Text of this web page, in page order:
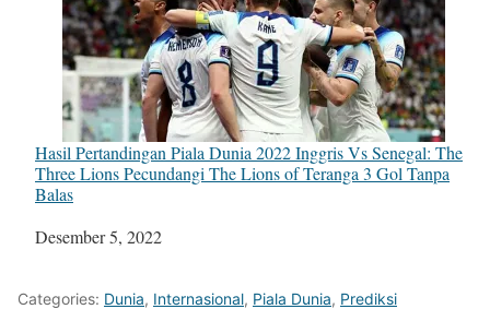
Hasil Pertandingan Piala Dunia 2022 Inggris Vs Senegal: The
Three Lions Pecundangi The Lions of Teranga 3 Gol Tanpa
Balas
Tanggal
Desember 5, 2022
Categories: Dunia, Internasional, Piala Dunia, Prediksi